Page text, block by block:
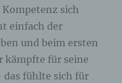
sich
einfach der
und beim ersten
kämpfte für seine
das fühlte sich für